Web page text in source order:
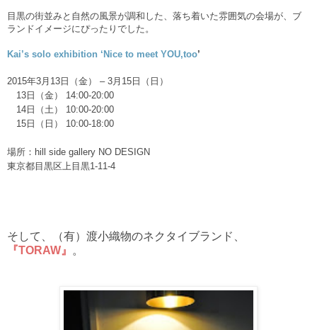
目黒の街並みと自然の風景が調和した、落ち着いた雰囲気の会場が、ブ
ランドイメージにぴったりでした。
Kai’s solo exhibition ‘Nice to meet YOU,too’
2015年3月13日（金） – 3月15日（日）
13日（金） 14:00-20:00
14日（土） 10:00-20:00
15日（日） 10:00-18:00
場所：hill side gallery NO DESIGN
東京都目黒区上目黒1-11-4
そして、（有）渡小織物のネクタイブランド、
『TORAW』
。